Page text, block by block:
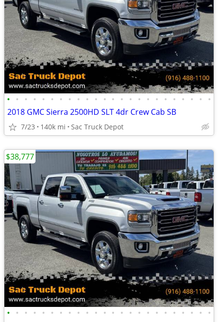
• • • • • • • • • • • • • • • • • • • • • • • •
2018 GMC Sierra 2500HD SLT 4dr Crew Cab SB
7/23 140k mi Sac Truck Depot
• • • • • • • • • • • • • • • • • • • • • • • •
$38,777